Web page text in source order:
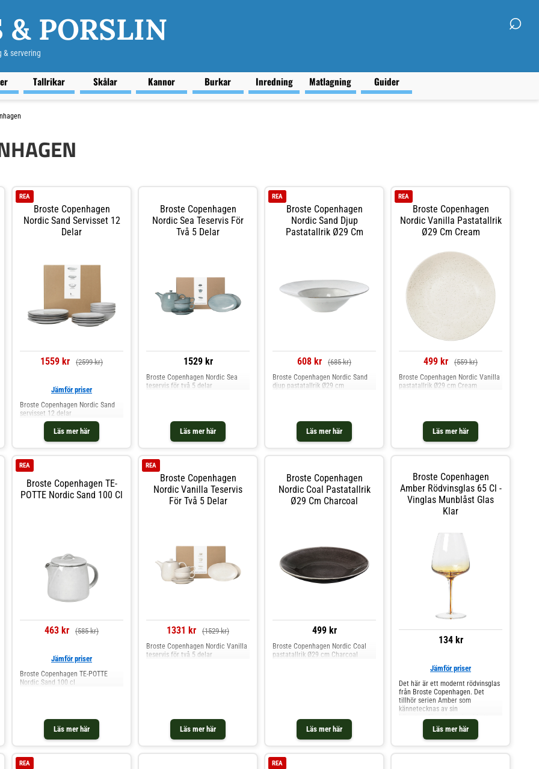
& PORSLIN
& servering
⌕
Tallrikar Skålar Kannor Burkar Inredning Matlagning Guider
Broste Copenhagen
Nordic Sand Servisset 12
Delar
REA
1559 kr (2599 kr)
Läs mer här
Jämför priser
Broste Copenhagen Nordic Sand
servisset 12 delar
Broste Copenhagen
Nordic Sea Teservis För
Två 5 Delar
1529 kr
Läs mer här
Broste Copenhagen Nordic Sea
teservis för två 5 delar
Broste Copenhagen
Nordic Sand Djup
Pastatallrik Ø29 Cm
REA
608 kr (685 kr)
Läs mer här
Broste Copenhagen Nordic Sand
djup pastatallrik Ø29 cm
Broste Copenhagen
Nordic Vanilla Pastatallrik
Ø29 Cm Cream
REA
499 kr (559 kr)
Läs mer här
Broste Copenhagen Nordic Vanilla
pastatallrik Ø29 cm Cream
Broste Copenhagen TE-
POTTE Nordic Sand 100 Cl
REA
463 kr (585 kr)
Läs mer här
Jämför priser
Broste Copenhagen TE-POTTE
Nordic Sand 100 cl
Broste Copenhagen
Nordic Vanilla Teservis
För Två 5 Delar
REA
1331 kr (1529 kr)
Läs mer här
Broste Copenhagen Nordic Vanilla
teservis för två 5 delar
Broste Copenhagen
Nordic Coal Pastatallrik
Ø29 Cm Charcoal
499 kr
Läs mer här
Broste Copenhagen Nordic Coal
pastatallrik Ø29 cm Charcoal
Broste Copenhagen
Amber Rödvinsglas 65 Cl -
Vinglas Munblåst Glas
Klar
134 kr
Läs mer här
Jämför priser
Det här är ett modernt rödvinsglas
från Broste Copenhagen. Det
tillhör serien Amber som
kännetecknas av sin
bärnstensfärgade toning i botten.
Toning ger glaset ett elegant djup,
och passar perfekt till finare
tillfällen. Eftersom det är
REA REA